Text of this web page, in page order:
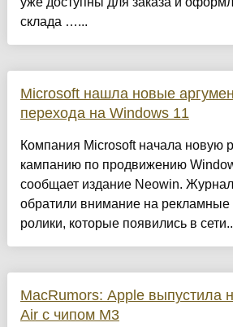
склада …...
Microsoft нашла новые
перехода на Windows 11
Компания Microsoft начала новую
кампанию по продвижению
сообщает издание Neowin.
обратили внимание на
ролики, которые появились в
MacRumors: Apple выпустила
Air с чипом M3